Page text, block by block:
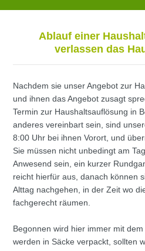
Ablauf einer
verlassen das
Nachdem sie unser Angebot zur
und ihnen das Angebot zusagt
Termin zur Haushaltsauflösung in
anderes vereinbart sein, sind
8:00 Uhr bei ihnen Vorort, und
Sie müssen nicht unbedingt am
Anwesend sein, ein kurzer
reicht hierfür aus, danach können
Alttag nachgehen, in der Zeit wo
fachgerecht räumen.
Begonnen wird hier immer mit
werden in Säcke verpackt, sollten